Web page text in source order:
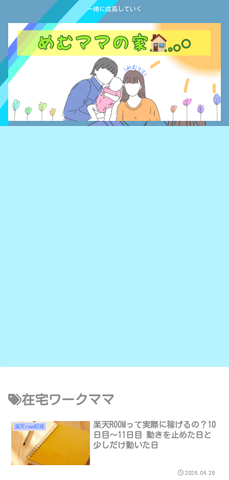
一緒に成長していく
在宅ワークママ
楽天room記録
楽天ROOMって実際に稼げるの？10
日目〜11日目 動きを止めた日と
少しだけ動いた日
2026.04.26